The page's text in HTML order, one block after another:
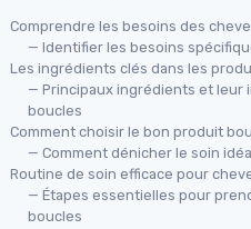
Comprendre les besoins des
— Identifier les besoins
Les ingrédients clés dans les
— Principaux ingrédients et leur
boucles
Comment choisir le bon produit
— Comment dénicher le soin
Routine de soin efficace pour
— Étapes essentielles pour
boucles